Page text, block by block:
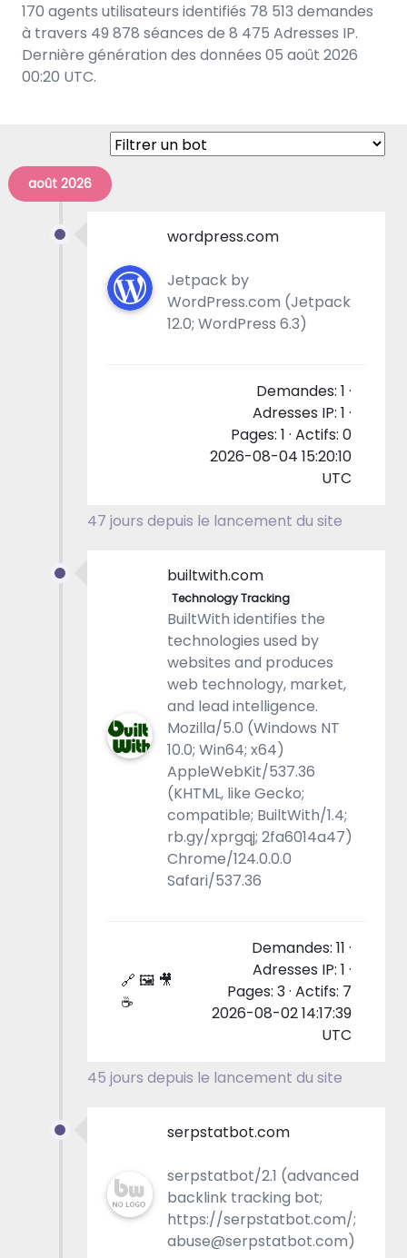
170 agents utilisateurs identifiés 78 513 demandes
à travers 49 878 séances de 8 475 Adresses IP.
Dernière génération des données 05 août 2026
00:20 UTC.
août 2026
wordpress.com
Jetpack by
WordPress.com (Jetpack
12.0; WordPress 6.3)
Demandes: 1 ·
Adresses IP: 1 ·
Pages: 1 · Actifs: 0
2026-08-04 15:20:10
UTC
47 jours depuis le lancement du site
builtwith.com
Technology Tracking
BuiltWith identifies the
technologies used by
websites and produces
web technology, market,
and lead intelligence.
Mozilla/5.0 (Windows NT
10.0; Win64; x64)
AppleWebKit/537.36
(KHTML, like Gecko;
compatible; BuiltWith/1.4;
rb.gy/xprgqj; 2fa6014a47)
Chrome/124.0.0.0
Safari/537.36
🔗 🖼 🎥
☕
Demandes: 11 ·
Adresses IP: 1 ·
Pages: 3 · Actifs: 7
2026-08-02 14:17:39
UTC
45 jours depuis le lancement du site
serpstatbot.com
serpstatbot/2.1 (advanced
backlink tracking bot;
https://serpstatbot.com/;
abuse@serpstatbot.com)